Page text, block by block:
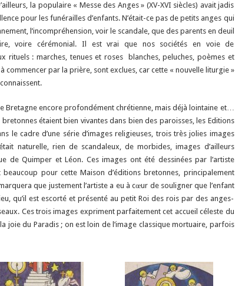
la populaire « Messe des Anges » (XV-XVI siècles) avait jadis
pour les funérailles d’enfants. N’était-ce pas de petits anges qui
l’incompréhension, voir le scandale, que des parents en deuil
voire cérémonial. Il est vrai que nos sociétés en voie de
rituels : marches, tenues et roses blanches, peluches, poèmes et
commencer par la prière, sont exclues, car cette « nouvelle liturgie »
Bretagne encore profondément chrétienne, mais déjà lointaine et…
étaient bien vivantes dans bien des paroisses, les Editions
le cadre d’une série d’images religieuses, trois très jolies images
naturelle, rien de scandaleux, de morbides, images d’ailleurs
de Quimper et Léon. Ces images ont été dessinées par l’artiste
pour cette Maison d’éditions bretonnes, principalement
que justement l’artiste a eu à cœur de souligner que l’enfant
qu’il est escorté et présenté au petit Roi des rois par des anges-
Ces trois images expriment parfaitement cet accueil céleste du
joie du Paradis ; on est loin de l’image classique mortuaire, parfois